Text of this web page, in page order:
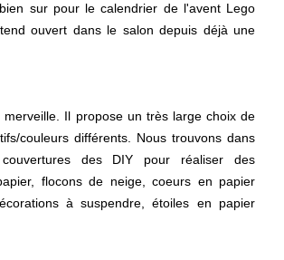
sur pour le calendrier de l'avent Lego
ouvert dans le salon depuis déjà une
Il propose un très large choix de
couleurs différents. Nous trouvons dans
des DIY pour réaliser des
flocons de neige, coeurs en papier
à suspendre, étoiles en papier